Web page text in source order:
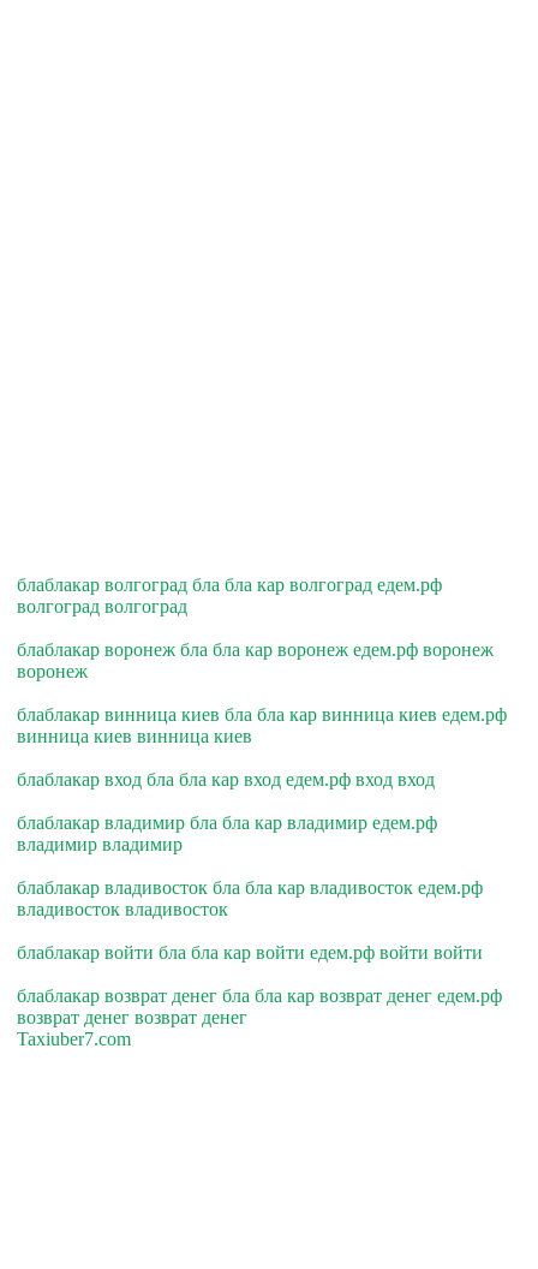
блаблакар волгоград бла бла кар волгоград едем.рф
волгоград волгоград
блаблакар воронеж бла бла кар воронеж едем.рф воронеж
воронеж
блаблакар винница киев бла бла кар винница киев едем.рф
винница киев винница киев
блаблакар вход бла бла кар вход едем.рф вход вход
блаблакар владимир бла бла кар владимир едем.рф
владимир владимир
блаблакар владивосток бла бла кар владивосток едем.рф
владивосток владивосток
блаблакар войти бла бла кар войти едем.рф войти войти
блаблакар возврат денег бла бла кар возврат денег едем.рф
возврат денег возврат денег
Taxiuber7.com